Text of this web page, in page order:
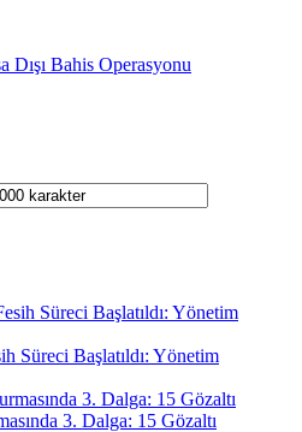
Dışı Bahis Operasyonu
Süreci Başlatıldı: Yönetim
3. Dalga: 15 Gözaltı